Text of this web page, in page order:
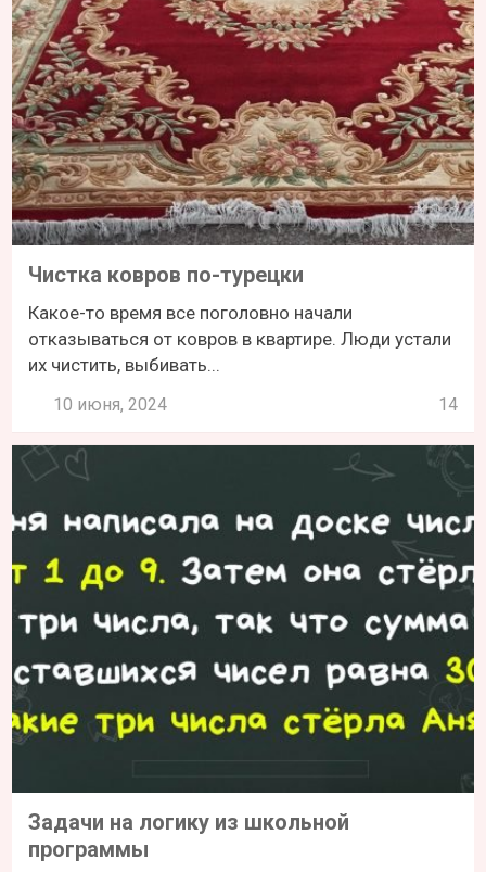
Чистка ковров по-турецки
Какое-то время все поголовно начали
отказываться от ковров в квартире. Люди устали
их чистить, выбивать...
10 июня, 2024 14
Задачи на логику из школьной
программы